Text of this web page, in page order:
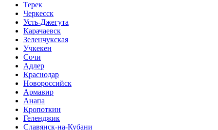
Терек
Черкесск
Усть-Джегута
Карачаевск
Зеленчукская
Учкекен
Сочи
Адлер
Краснодар
Новороссийск
Армавир
Анапа
Кропоткин
Геленджик
Славянск-на-Кубани